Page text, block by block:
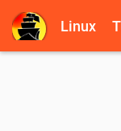
Linux